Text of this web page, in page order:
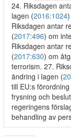
24. Riksdagen
lagen (2016:1024
Riksdagen antar
(2017:496) om
Riksdagen antar
(2017:630) om
terrorism. 27.
ändring i lagen (
till EU:s
frysning och
regeringens
behandling av